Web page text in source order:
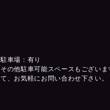
駐車場：有り
その他駐車可能スペースもござい
て、お気軽にお問い合わせ下さい。